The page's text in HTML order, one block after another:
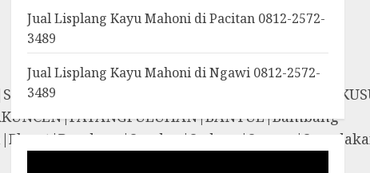
Jual Lisplang Kayu Mahoni di Pacitan 0812-2572-
3489
Jual Lisplang Kayu Mahoni di Ngawi 0812-2572-
3489